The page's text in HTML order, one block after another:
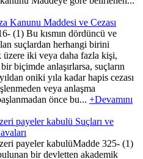
Kanunu Maddesi ve Cezası
(1) Bu kısmın dördüncü ve
suçlardan herhangi birini
üzere iki veya daha fazla kişi,
biçimde anlaşırlarsa, suçların
oniki yıla kadar hapis cezası
veya anlaşma
önce bu... +Devamını
payeler kabulü Suçları ve
payeler kabulüMadde 325- (1)
bir devletten akademik